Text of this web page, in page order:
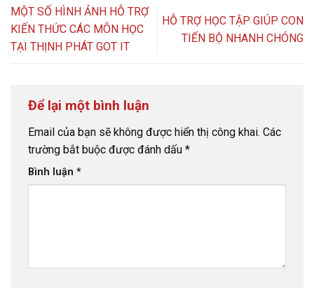
MỘT SỐ HÌNH ẢNH HỖ TRỢ
KIẾN THỨC CÁC MÔN HỌC
TẠI THỊNH PHÁT GOT IT
HỖ TRỢ HỌC TẬP GIÚP CON
TIẾN BỘ NHANH CHÓNG
Để lại một bình luận
Email của bạn sẽ không được hiển thị công khai. Các
trường bắt buộc được đánh dấu *
Bình luận *